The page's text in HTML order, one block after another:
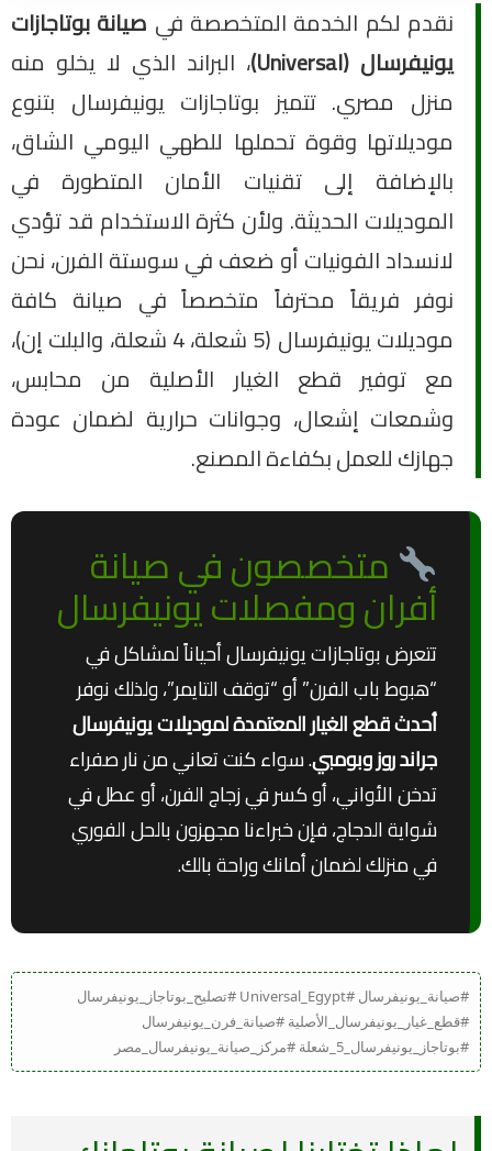
نقدم لكم الخدمة المتخصصة في صيانة بوتاجازات
يونيفرسال (Universal)
، البراند الذي لا يخلو منه
منزل مصري. تتميز بوتاجازات يونيفرسال بتنوع
موديلاتها وقوة تحملها للطهي اليومي الشاق،
بالإضافة إلى تقنيات الأمان المتطورة في
الموديلات الحديثة. ولأن كثرة الاستخدام قد تؤدي
لانسداد الفونيات أو ضعف في سوستة الفرن، نحن
نوفر فريقاً محترفاً متخصصاً في صيانة كافة
موديلات يونيفرسال (5 شعلة، 4 شعلة، والبلت إن)،
مع توفير قطع الغيار الأصلية من محابس،
وشمعات إشعال، وجوانات حرارية لضمان عودة
جهازك للعمل بكفاءة المصنع.
متخصصون في صيانة
أفران ومفصلات يونيفرسال
تتعرض بوتاجازات يونيفرسال أحياناً لمشاكل في
“هبوط باب الفرن” أو “توقف التايمر”، ولذلك نوفر
أحدث قطع الغيار المعتمدة لموديلات يونيفرسال
جراند روز وبومبي. سواء كنت تعاني من نار صفراء
تدخن الأواني، أو كسر في زجاج الفرن، أو عطل في
شواية الدجاج، فإن خبراءنا مجهزون بالحل الفوري
في منزلك لضمان أمانك وراحة بالك.
#صيانة_يونيفرسال #Universal_Egypt #تصليح_بوتاجاز_يونيفرسال
#قطع_غيار_يونيفرسال_الأصلية #صيانة_فرن_يونيفرسال
#بوتاجاز_يونيفرسال_5_شعلة #مركز_صيانة_يونيفرسال_مصر